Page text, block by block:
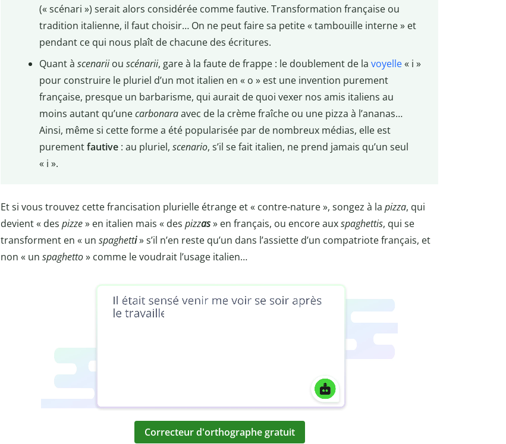
(« scénari ») serait alors considérée comme fautive. Transformation française ou
tradition italienne, il faut choisir… On ne peut faire sa petite « tambouille interne » et
pendant ce qui nous plaît de chacune des écritures.
Quant à scenariiou scénarii, gare à la faute de frappe : le doublement de la voyelle« i »
pour construire le pluriel d’un mot italien en « o » est une invention purement
française, presque un barbarisme, qui aurait de quoi vexer nos amis italiens au
moins autant qu’unecarbonaraavec de la crème fraîche ou une pizza à l’ananas…
Ainsi, même si cette forme a été popularisée par de nombreux médias, elle est
purementfautive: au pluriel, scenario, s’il se fait italien, ne prend jamais qu’un seul
« i ».
Et si vous trouvez cette francisation plurielle étrange et « contre-nature », songez à la pizza, qui
devient « des pizze» en italien mais « des pizzas» en français, ou encore auxspaghettis, qui se
transforment en « un spaghetti» s’il n’en reste qu’un dans l’assiette d’un compatriote français, et
non « un spaghetto» comme le voudrait l’usage italien…
Correcteur d'orthographe gratuit